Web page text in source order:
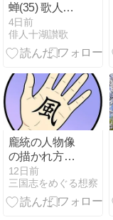
蝉(35) 歌人河
合象子の生涯
4日前
俳人十湖讃歌
龐統の人物像
の描かれ方の
変遷（十三・
まとめ５ 劉備
陣営との対峙
12日前
三国志をめぐる想察